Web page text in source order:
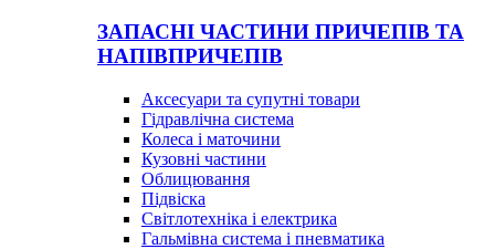
ЗАПАСНІ ЧАСТИНИ ПРИЧЕПІВ ТА
НАПІВПРИЧЕПІВ
Аксесуари та супутні товари
Гідравлічна система
Колеса і маточини
Кузовні частини
Облицювання
Підвіска
Світлотехніка і електрика
Гальмівна система і пневматика